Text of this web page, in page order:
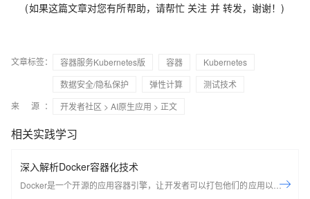
(如果这篇文章对您有所帮助，请帮忙 关注 并 转发，谢谢！)
文章标签： 容器服务Kubernetes版 容器
Kubernetes
数据安全/隐私保护
弹性计算
测试技术
来 源：
开发者社区 > AI原生应用 > 正文
相关实践学习
深入解析Docker容器化技术
Docker是一个开源的应用容器引擎，让开发者可以打包他们的应用以及依